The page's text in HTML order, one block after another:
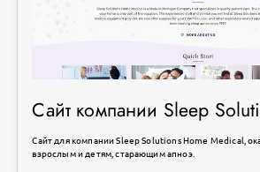
Сайт компании Sleep
Сайт для компании Sleep Solutions Home Medical,
взрослым и детям, старающим апноэ.